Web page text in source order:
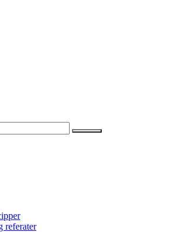
referater